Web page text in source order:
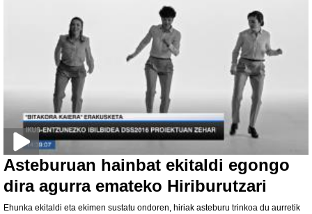
Asteburuan hainbat ekitaldi egongo
dira agurra emateko Hiriburutzari
Ehunka ekitaldi eta ekimen sustatu ondoren, hiriak asteburu trinkoa du aurretik